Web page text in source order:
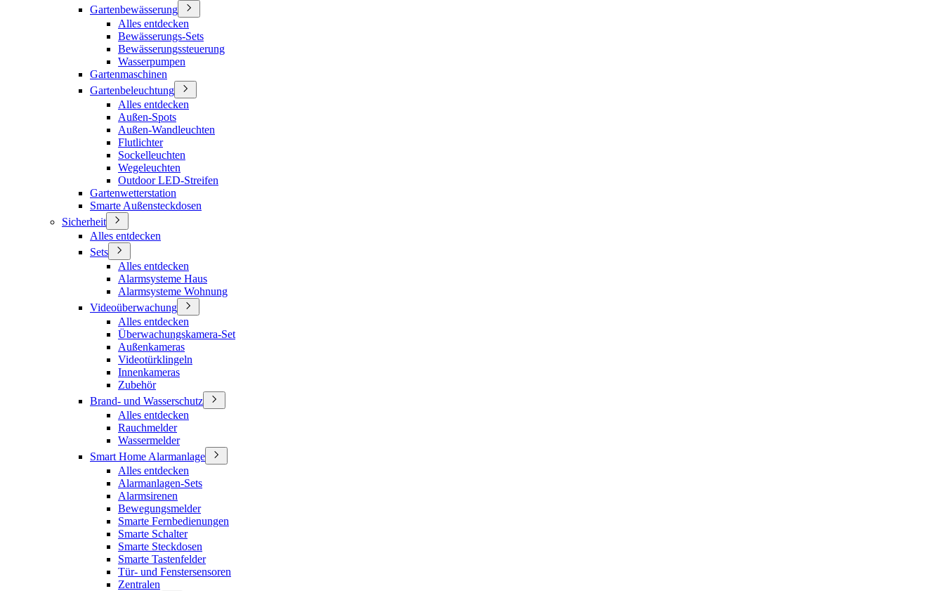
Gartenbewässerung
Alles entdecken
Bewässerungs-Sets
Bewässerungssteuerung
Wasserpumpen
Gartenmaschinen
Gartenbeleuchtung
Alles entdecken
Außen-Spots
Außen-Wandleuchten
Flutlichter
Sockelleuchten
Wegeleuchten
Outdoor LED-Streifen
Gartenwetterstation
Smarte Außensteckdosen
Sicherheit
Alles entdecken
Sets
Alles entdecken
Alarmsysteme Haus
Alarmsysteme Wohnung
Videoüberwachung
Alles entdecken
Überwachungskamera-Set
Außenkameras
Videotürklingeln
Innenkameras
Zubehör
Brand- und Wasserschutz
Alles entdecken
Rauchmelder
Wassermelder
Smart Home Alarmanlage
Alles entdecken
Alarmanlagen-Sets
Alarmsirenen
Bewegungsmelder
Smarte Fernbedienungen
Smarte Schalter
Smarte Steckdosen
Smarte Tastenfelder
Tür- und Fenstersensoren
Zentralen